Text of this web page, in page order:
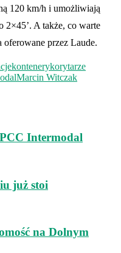
120 km/h i umożliwiają
2×45’. A także, co warte
przez Laude.
kontenerykorytarze
Marcin Witczak
Intermodal
już stoi
na Dolnym